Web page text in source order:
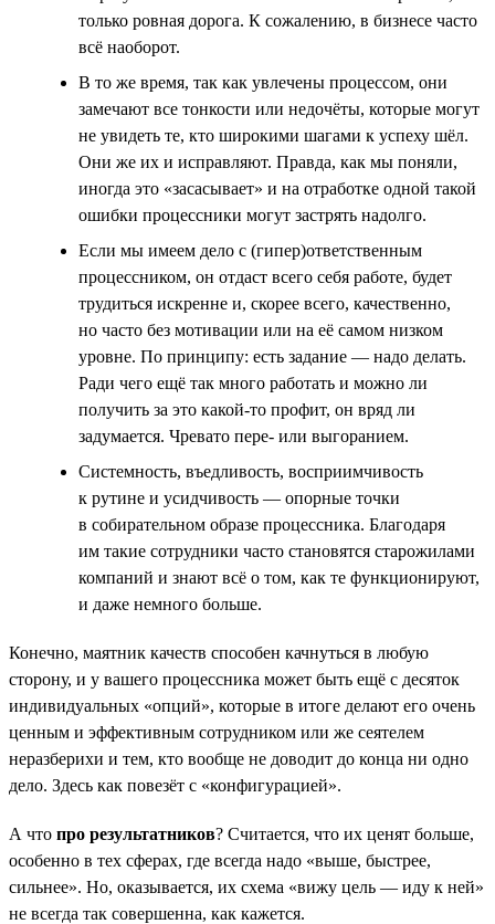
только ровная дорога. К сожалению, в бизнесе часто
всё наоборот.
В то же время, так как увлечены процессом, они
замечают все тонкости или недочёты, которые могут
не увидеть те, кто широкими шагами к успеху шёл.
Они же их и исправляют. Правда, как мы поняли,
иногда это «засасывает» и на отработке одной такой
ошибки процессники могут застрять надолго.
Если мы имеем дело с (гипер)ответственным
процессником, он отдаст всего себя работе, будет
трудиться искренне и, скорее всего, качественно,
но часто без мотивации или на её самом низком
уровне. По принципу: есть задание — надо делать.
Ради чего ещё так много работать и можно ли
получить за это какой-то профит, он вряд ли
задумается. Чревато пере- или выгоранием.
Системность, въедливость, восприимчивость
к рутине и усидчивость — опорные точки
в собирательном образе процессника. Благодаря
им такие сотрудники часто становятся старожилами
компаний и знают всё о том, как те функционируют,
и даже немного больше.
Конечно, маятник качеств способен качнуться в любую
сторону, и у вашего процессника может быть ещё с десяток
индивидуальных «опций», которые в итоге делают его очень
ценным и эффективным сотрудником или же сеятелем
неразберихи и тем, кто вообще не доводит до конца ни одно
дело. Здесь как повезёт с «конфигурацией».
А что про результатников? Считается, что их ценят больше,
особенно в тех сферах, где всегда надо «выше, быстрее,
сильнее». Но, оказывается, их схема «вижу цель — иду к ней»
не всегда так совершенна, как кажется.